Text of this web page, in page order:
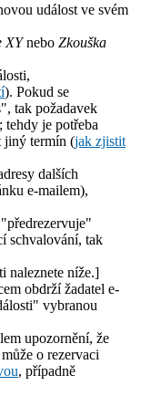
událost ve svém
XYnebo Zkouška
). Pokud se
tak požadavek
je potřeba
jiný termín (jak zjistit
dalších
e-mailem),
schvalování, tak
naleznete níže.]
obdrží žadatel e-
vybranou
upozornění, že
o rezervaci
, případně